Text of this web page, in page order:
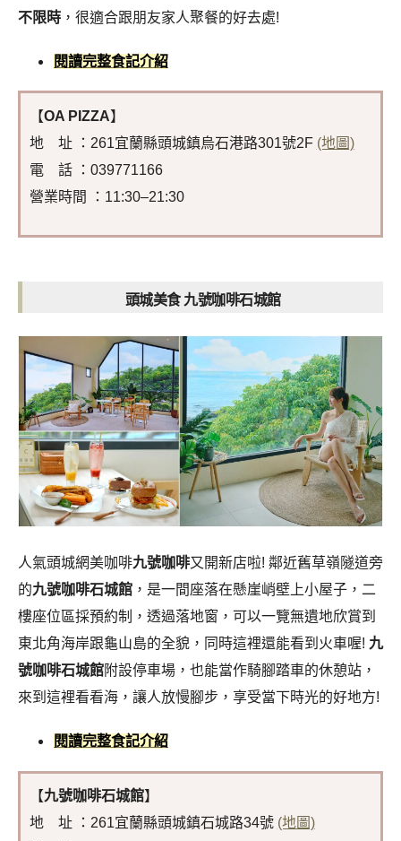
不限時 ，很適合跟朋友家人聚餐的好去處!
閱讀完整食記介紹
【OA PIZZA】
地 址 ：261宜蘭縣頭城鎮烏石港路301號2F (地圖)
電 話 ：039771166
營業時間 ：11:30–21:30
頭城美食 九號咖啡石城館
人氣頭城網美咖啡九號咖啡又開新店啦! 鄰近舊草嶺隧道旁
的九號咖啡石城館 ，是一間座落在懸崖峭壁上小屋子，二
樓座位區採預約制，透過落地窗，可以一覽無遺地欣賞到
東北角海岸跟龜山島的全貌，同時這裡還能看到火車喔! 九
號咖啡石城館附設停車場，也能當作騎腳踏車的休憩站，
來到這裡看看海，讓人放慢腳步，享受當下時光的好地方!
閱讀完整食記介紹
【九號咖啡石城館】
地 址 ：261宜蘭縣頭城鎮石城路34號 (地圖)